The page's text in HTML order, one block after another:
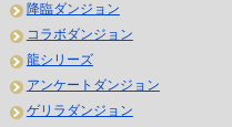
降臨ダンジョン
コラボダンジョン
龍シリーズ
アンケートダンジョン
ゲリラダンジョン